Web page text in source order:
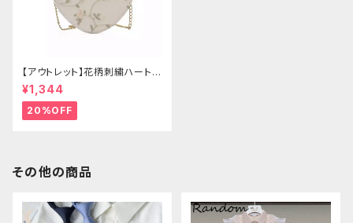
【アウトレット】花柄刺繍ハートバ
ッグ
¥1,344
20%OFF
その他の商品